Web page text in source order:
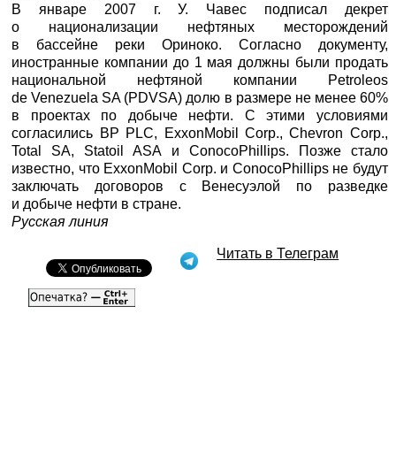
В январе 2007 г. У. Чавес подписал декрет
о национализации нефтяных месторождений
в бассейне реки Ориноко. Согласно документу,
иностранные компании до 1 мая должны были продать
национальной нефтяной компании Petroleos
de Venezuela SA (PDVSA) долю в размере не менее 60%
в проектах по добыче нефти. С этими условиями
согласились BP PLC, ExxonMobil Corp., Chevron Corp.,
Total SA, Statoil ASA и ConocoPhillips. Позже стало
известно, что ExxonMobil Corp. и ConocoPhillips не будут
заключать договоров с Венесуэлой по разведке
и добыче нефти в стране.
Русская линия
Читать в Телеграм